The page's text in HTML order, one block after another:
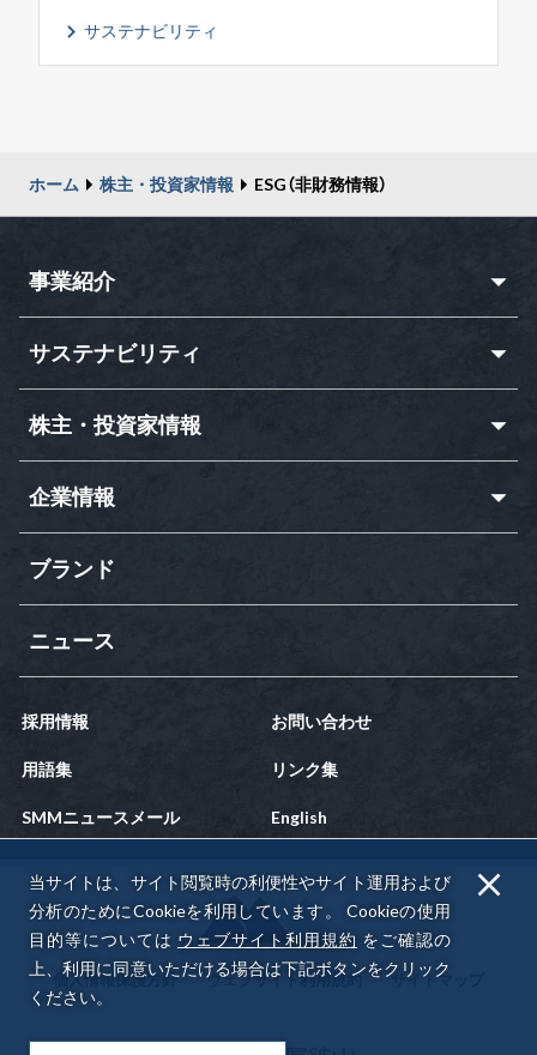
サステナビリティ
ホーム 株主・投資家情報 ESG（非財務情報）
事業紹介
サステナビリティ
株主・投資家情報
企業情報
ブランド
ニュース
採用情報 お問い合わせ
用語集 リンク集
SMMニュースメール English
個人情報保護方針 ウェブサイト利用規約 サイトマップ
当サイトは、サイト閲覧時の利便性やサイト運用および
分析のためにCookieを利用しています。
Cookieの使用
目的等については ウェブサイト利用規約 をご確認の
上、利用に同意いただける場合は下記ボタンをクリック
ください。